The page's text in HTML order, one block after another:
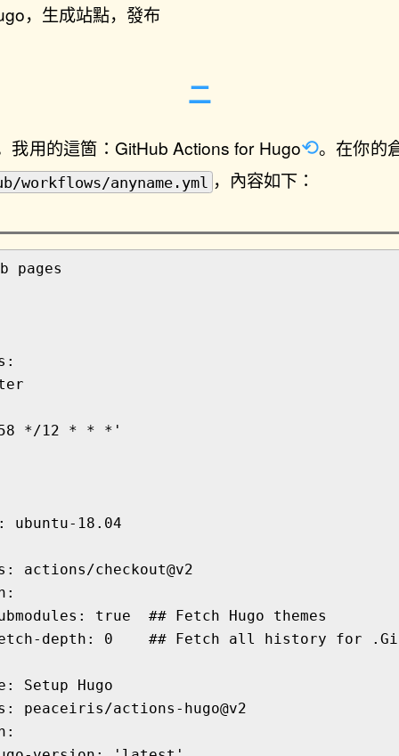
，生成站點，發布
我用的這箇： GitHub Actions for Hugo 。在你的
workflows/anyname.yml ，內容如下：
pages
:
*/12 * * *'
ubuntu-18.04
:
actions/checkout@v2
:
: true
## Fetch Hugo themes
depth : 0 ## Fetch all history for
:
Setup Hugo
:
peaceiris/actions-hugo@v2
: